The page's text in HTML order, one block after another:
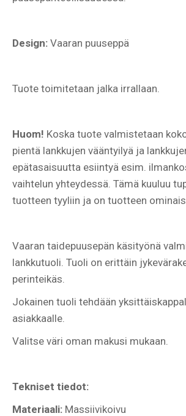
Design: Vaaran puuseppä
Tuote toimitetaan jalka irrallaan.
Huom! Koska tuote valmistetaan
pientä lankkujen vääntyilyä ja
epätasaisuutta esiintyä esim.
vaihtelun yhteydessä. Tämä kuuluu
tuotteen tyyliin ja on tuotteen
Vaaran taidepuusepän käsityönä
lankkutuoli. Tuoli on erittäin
perinteikäs.
Jokainen tuoli tehdään
asiakkaalle.
Valitse väri oman makusi mukaan.
Tekniset tiedot:
Materiaali: Massiivikoivu